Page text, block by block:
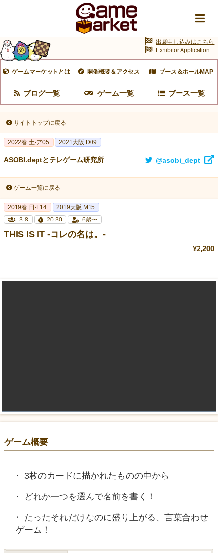
ゲームマーケットとは 開催概要＆アクセス ブース＆ホールMAP
ブログ一覧 ゲーム一覧 ブース一覧
出展申し込みはこちら
Exhibitor Application
サイトトップに戻る
2022春 土-ア05 2021大阪 D09
ASOBI.deptとテレゲーム研究所 @asobi_dept
ゲーム一覧に戻る
2019春 日-L14
2019大阪 M15
3-8
20-30 6歳〜
THIS IS IT -コレの名は。-
¥2,200
ゲーム概要
3枚のカードに描かれたものの中から
どれか一つを選んで名前を書く！
たったそれだけなのに盛り上がる、言葉合わせ
ゲーム！